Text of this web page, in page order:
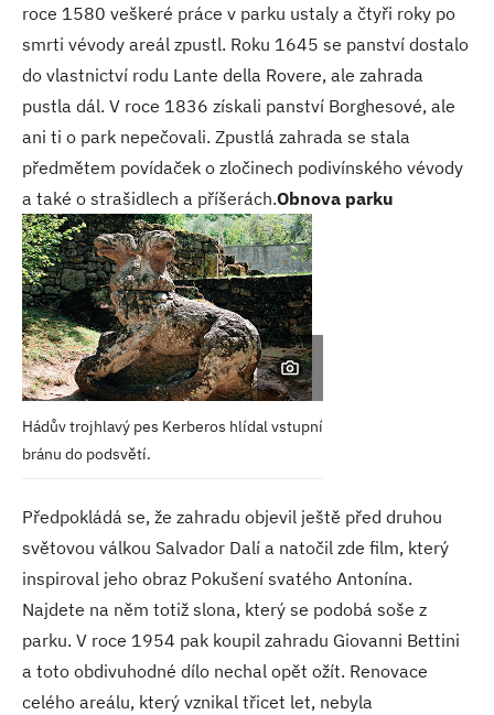
roce 1580 veškeré práce v parku ustaly a čtyři roky po
smrti vévody areál zpustl. Roku 1645 se panství dostalo
do vlastnictví rodu Lante della Rovere, ale zahrada
pustla dál. V roce 1836 získali panství Borghesové, ale
ani ti o park nepečovali. Zpustlá zahrada se stala
předmětem povídaček o zločinech podivínského vévody
a také o strašidlech a příšerách.Obnova parku
Hádův trojhlavý pes Kerberos hlídal vstupní
bránu do podsvětí.
Předpokládá se, že zahradu objevil ještě před druhou
světovou válkou Salvador Dalí a natočil zde film, který
inspiroval jeho obraz Pokušení svatého Antonína.
Najdete na něm totiž slona, který se podobá soše z
parku. V roce 1954 pak koupil zahradu Giovanni Bettini
a toto obdivuhodné dílo nechal opět ožít. Renovace
celého areálu, který vznikal třicet let, nebyla